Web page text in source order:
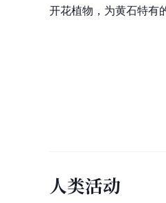
开花植物，为黄石特有
人类活动